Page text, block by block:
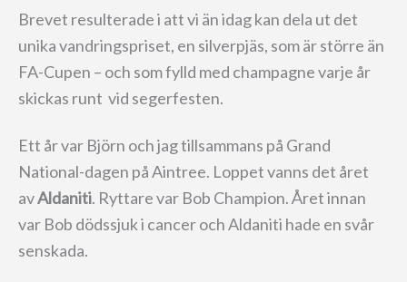
Brevet resulterade i att vi än idag kan dela ut det
unika vandringspriset, en silverpjäs, som är större än
FA-Cupen – och som fylld med champagne varje år
skickas runt vid segerfesten.
Ett år var Björn och jag tillsammans på Grand
National-dagen på Aintree. Loppet vanns det året
avAldaniti. Ryttare var Bob Champion. Året innan
var Bob dödssjuk i cancer och Aldaniti hade en svår
senskada.